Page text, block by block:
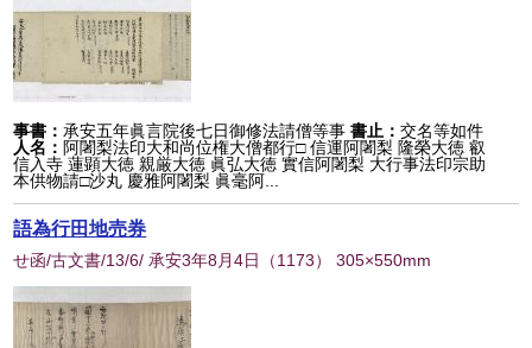
事書：承安五年眞言院後七日御修法請僧等事 書止：交名等如件
人名： 阿闍梨法印大和尚位権大僧都行□ 信運阿闍梨 隆榮大徳 叡
信入寺 蓮顕大徳 親厳大徳 眞弘大徳 實信阿闍梨 大行事法印宗助
本供物請□沙丸 慶雅阿闍梨 眞毫阿...
語為行田地売券
せ函/古文書/13/6/ 承安3年8月4日 （1173） 305×550mm